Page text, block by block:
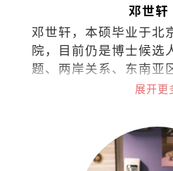
邓世轩
邓世轩，本硕毕业于北
院，目前仍是博士候选
题、两岸关系、东南亚
治下的小国能动性。展开更